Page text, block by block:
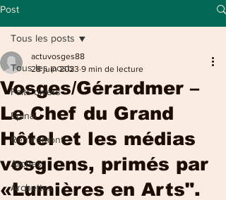
Post
Tous les posts
Faits divers
Epinal
Remiremont
Arches
Archettes
Tous les posts
Vosges/Gérardmer –
Le Chef du Grand
Hôtel et les médias
vosgiens, primés par
«Lumières en Arts".
actuvosges88
28 juin 2023 9 min de lecture